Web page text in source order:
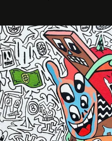
diseño y el universo outdoor.